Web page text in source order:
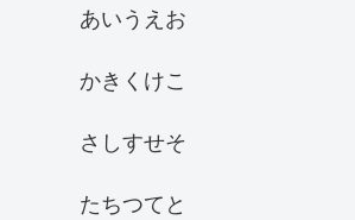
あいうえお
かきくけこ
さしすせそ
たちつてと